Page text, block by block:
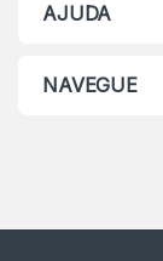
AJUDA
NAVEGUE